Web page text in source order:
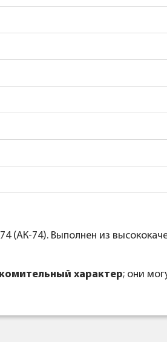
(АК-74). Выполнен из
характер; они